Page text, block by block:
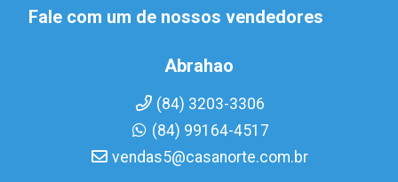
Fale com um de nossos vendedores
Abrahao
(84) 3203-3306
(84) 99164-4517
vendas5@casanorte.com.br